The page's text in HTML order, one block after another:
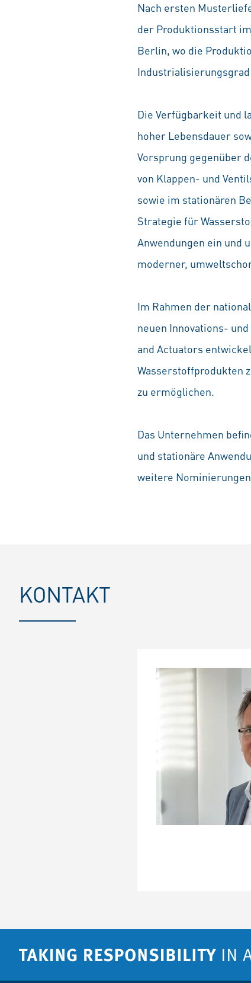
Nach ersten
der Produktionsstart
Berlin, wo die
Die Verfügbarkeit und
hoher Lebensdauer
Vorsprung gegenüber
von Klappen- und
sowie im stationären
Strategie für
Anwendungen ein und
moderner,
Im Rahmen der
neuen Innovations-
and Actuators
Wasserstoffprodukten
zu ermöglichen.
Das Unternehmen
und stationäre
weitere
KONTAKT